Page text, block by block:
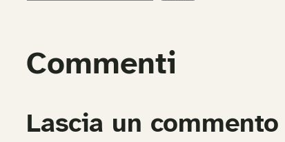
Commenti
Lascia un commento